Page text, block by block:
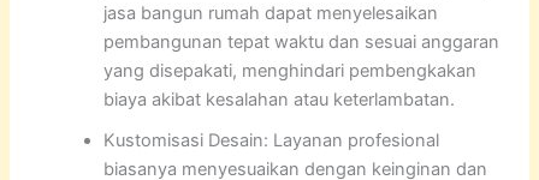
jasa bangun rumah dapat menyelesaikan
pembangunan tepat waktu dan sesuai anggaran
yang disepakati, menghindari pembengkakan
biaya akibat kesalahan atau keterlambatan.
Kustomisasi Desain: Layanan profesional
biasanya menyesuaikan dengan keinginan dan